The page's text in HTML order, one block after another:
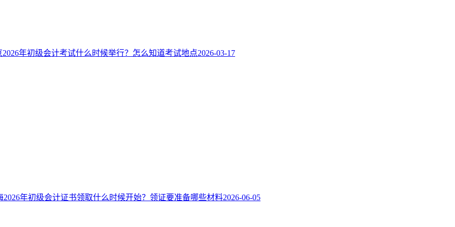
2026年初级会计考试什么时候举行？怎么知道考试地点2026-03-17
2026年初级会计证书领取什么时候开始？领证要准备哪些材料2026-06-05